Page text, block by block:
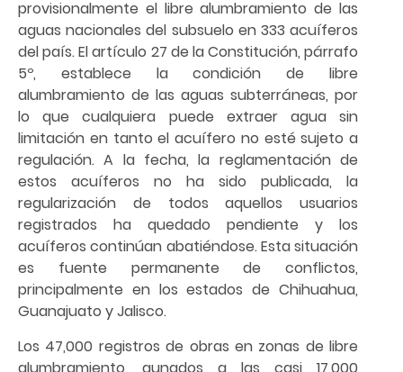
provisionalmente el libre alumbramiento de las
aguas nacionales del subsuelo en 333 acuíferos
del país. El artículo 27 de la Constitución, párrafo
5º, establece la condición de libre
alumbramiento de las aguas subterráneas, por
lo que cualquiera puede extraer agua sin
limitación en tanto el acuífero no esté sujeto a
regulación. A la fecha, la reglamentación de
estos acuíferos no ha sido publicada, la
regularización de todos aquellos usuarios
registrados ha quedado pendiente y los
acuíferos continúan abatiéndose. Esta situación
es fuente permanente de conflictos,
principalmente en los estados de Chihuahua,
Guanajuato y Jalisco.
Los 47,000 registros de obras en zonas de libre
alumbramiento, aunados a las casi 17,000